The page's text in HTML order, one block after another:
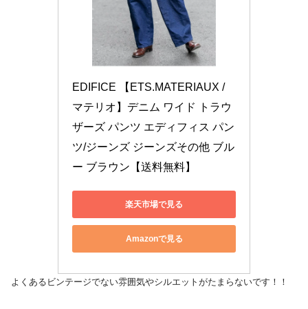
EDIFICE 【ETS.MATERIAUX /
マテリオ】デニム ワイド トラウ
ザーズ パンツ エディフィス パン
ツ/ジーンズ ジーンズその他 ブル
ー ブラウン【送料無料】
楽天市場で見る
Amazonで見る
よくあるビンテージでない雰囲気やシルエットがたまらないです！！